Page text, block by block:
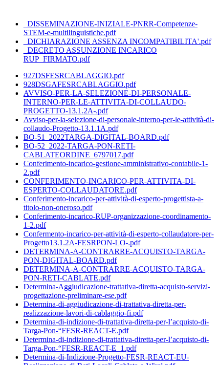
_DISSEMINAZIONE-INIZIALE-PNRR-Competenze-
STEM-e-multilinguistiche.pdf
_DICHIARAZIONE ASSENZA INCOMPATIBILITA'.pdf
_DECRETO ASSUNZIONE INCARICO
RUP_FIRMATO.pdf
927DSFESRCABLAGGIO.pdf
928DSGAFESRCABLAGGIO.pdf
AVVISO-PER-LA-SELEZIONE-DI-PERSONALE-
INTERNO-PER-LE-ATTIVITA-DI-COLLAUDO-
PROGETTO-13.1.2A-.pdf
Avviso-per-la-selezione-di-personale-interno-per-le-attività-di-
collaudo-Progetto-13.1.1A.pdf
BO-51_2022TARGA-DIGITAL-BOARD.pdf
BO-52_2022-TARGA-PON-RETI-
CABLATEORDINE_6797017.pdf
Conferimento-incarico-gestione-amministrativo-contabile-1-
2.pdf
CONFERIMENTO-INCARICO-PER-ATTIVITA-DI-
ESPERTO-COLLAUDATORE.pdf
Conferimento-incarico-per-attività-di-esperto-progettista-a-
titolo-non-oneroso.pdf
Conferimento-incarico-RUP-organizzazione-coordinamento-
1-2.pdf
Confermento-incarico-per-attività-di-esperto-collaudatore-per-
Progetto13.1.2A-FESRPON-LO-.pdf
DETERMINA-A-CONTRARRE-ACQUISTO-TARGA-
PON-DIGITAL-BOARD.pdf
DETERMINA-A-CONTRARRE-ACQUISTO-TARGA-
PON-RETI-CABLATE.pdf
Determina-Aggiudicazione-trattativa-diretta-acquisto-servizi-
progettazione-preliminare-ese.pdf
Determina-di-aggiudicazione-di-trattativa-diretta-per-
realizzazione-lavori-di-cablaggio-fi.pdf
Determina-di-indizione-di-trattativa-diretta-per-l’acquisto-di-
Targa-Pon-“FESR-REACT-E.pdf
Determina-di-indizione-di-trattativa-diretta-per-l’acquisto-di-
Targa-Pon-“FESR-REACT-E_1.pdf
Determina-di-Indizione-Progetto-FESR-REACT-EU-